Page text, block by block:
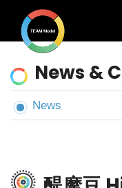
News
&
Cases
News &
News